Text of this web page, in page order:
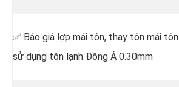
✅ Báo giá lợp mái tôn, thay tôn mái tôn
sử dụng tôn lạnh Đông Á 0.30mm